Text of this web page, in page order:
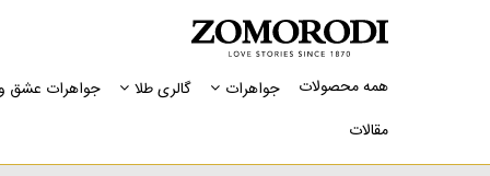
همه محصولات جواهرات گالری طلا
جواهرات عشق
مقالات